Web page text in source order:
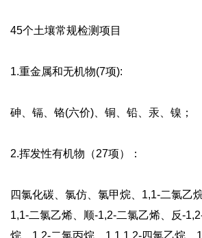
45个土壤常规检测项目
1.重金属和无机物(7项):
砷、镉、铬(六价)、铜、铅、汞、镍；
2.挥发性有机物（27项）：
四氯化碳、氯仿、氯甲烷、1,1-二氯乙
1,1-二氯乙烯、顺-1,2-二氯乙烯、反-
烷、1,2-二氯丙烷、1,1,1,2-四氯乙烷、